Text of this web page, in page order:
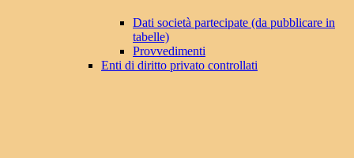
Dati società partecipate (da pubblicare in
tabelle)
Provvedimenti
Enti di diritto privato controllati